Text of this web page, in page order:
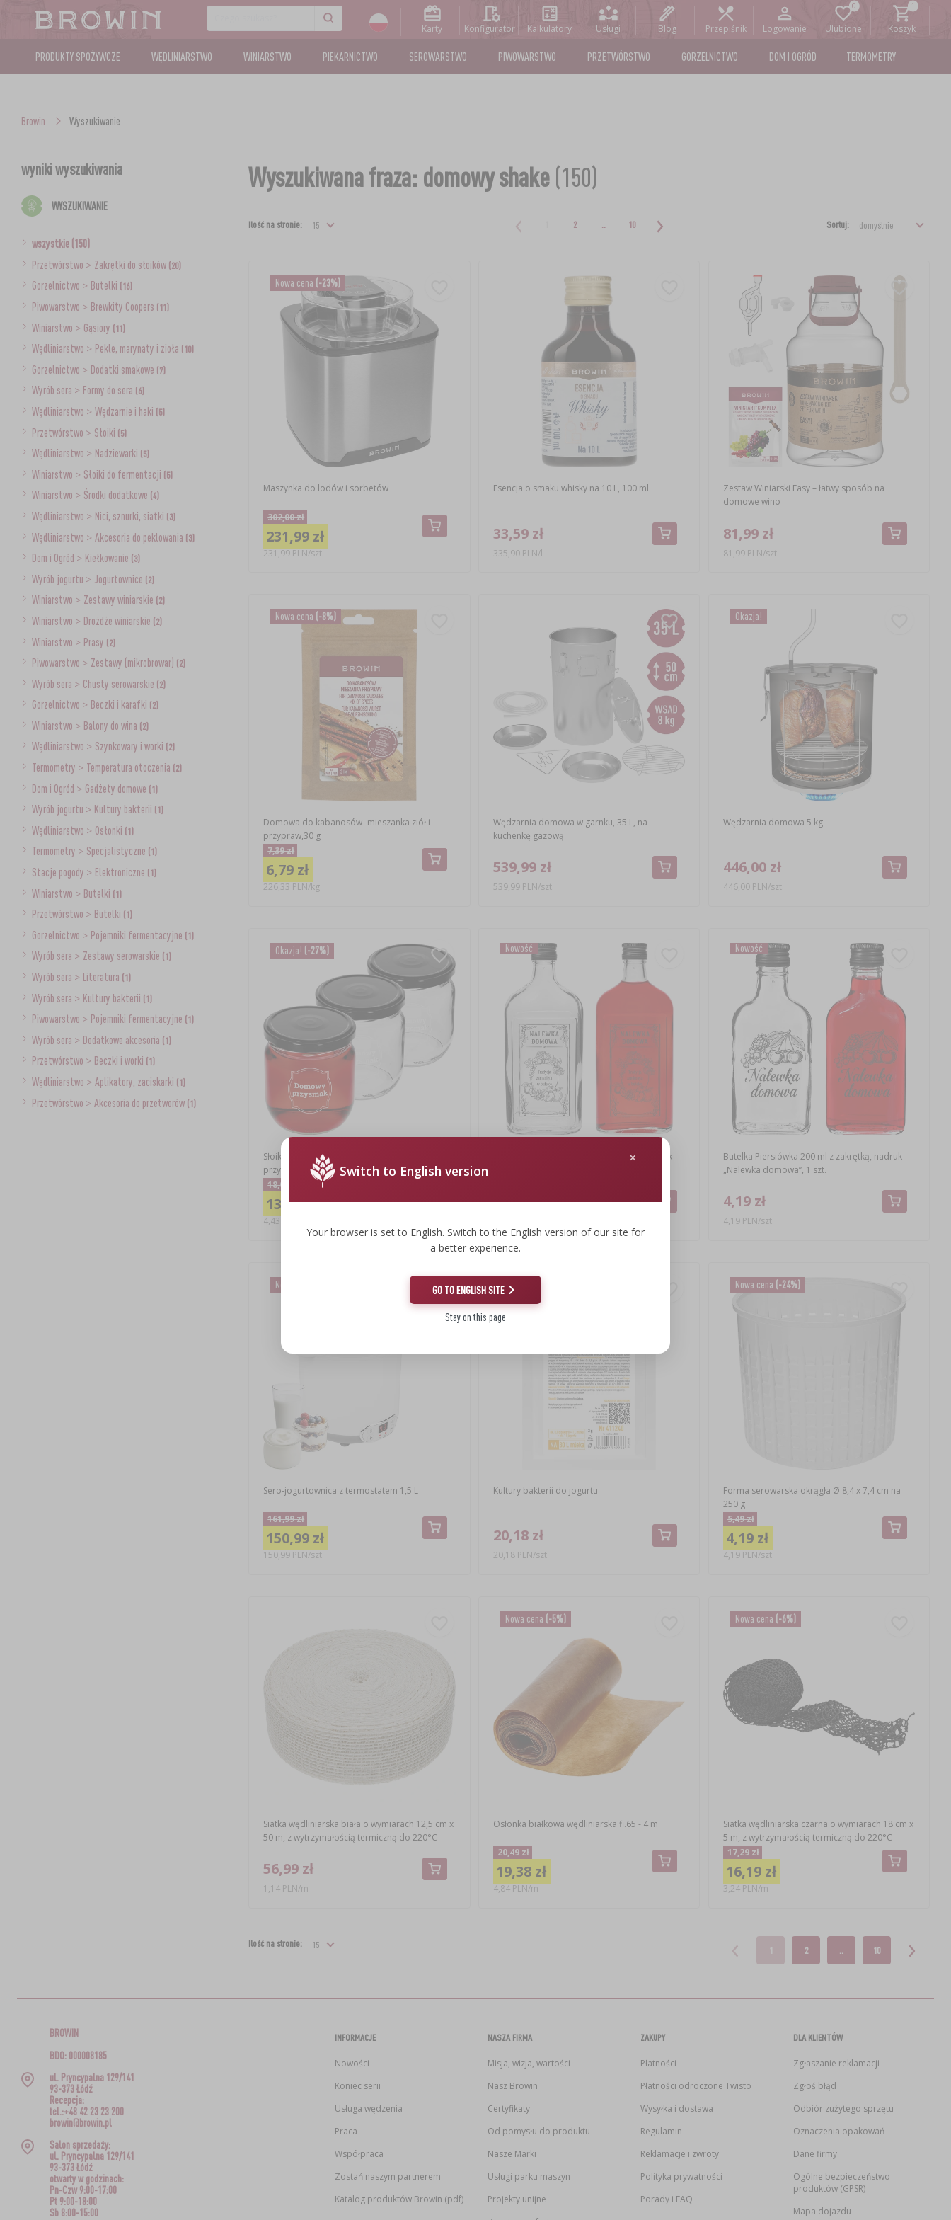
Karty Konfigurator Kalkulatory Usługi Blog Przepiśnik Logowanie Ulubione Koszyk
PRODUKTY SPOŻYWCZE WĘDLINIARSTWO WINIARSTWO PIEKARNICTWO SEROWARSTWO PIWOWARSTWO PRZETWÓRSTWO GORZELNICTWO DOM I OGRÓD TERMOMETRY
Browin Wyszukiwanie
wyniki wyszukiwania
WYSZUKIWANIE
wszystkie (150)
Przetwórstwo > Zakrętki do słoików (20)
Gorzelnictwo > Butelki (16)
Piwowarstwo > Brewkity Coopers (11)
Winiarstwo > Gąsiory (11)
Wędliniarstwo > Pekle, marynaty i zioła (10)
Gorzelnictwo > Dodatki smakowe (7)
Wyrób sera > Formy do sera (6)
Wędliniarstwo > Wędzarnie i haki (5)
Przetwórstwo > Słoiki (5)
Wędliniarstwo > Nadziewarki (5)
Winiarstwo > Słoiki do fermentacji (5)
Winiarstwo > Środki dodatkowe (4)
Wędliniarstwo > Nici, sznurki, siatki (3)
Wędliniarstwo > Akcesoria do peklowania (3)
Dom i Ogród > Kiełkowanie (3)
Wyrób jogurtu > Jogurtownice (2)
Winiarstwo > Zestawy winiarskie (2)
Winiarstwo > Drożdże winiarskie (2)
Winiarstwo > Prasy (2)
Piwowarstwo > Zestawy (mikrobrowar) (2)
Wyrób sera > Chusty serowarskie (2)
Gorzelnictwo > Beczki i karafki (2)
Winiarstwo > Balony do wina (2)
Wędliniarstwo > Szynkowary i worki (2)
Termometry > Temperatura otoczenia (2)
Dom i Ogród > Gadżety domowe (1)
Wyrób jogurtu > Kultury bakterii (1)
Wędliniarstwo > Osłonki (1)
Termometry > Specjalistyczne (1)
Stacje pogody > Elektroniczne (1)
Winiarstwo > Butelki (1)
Przetwórstwo > Butelki (1)
Gorzelnictwo > Pojemniki fermentacyjne (1)
Wyrób sera > Zestawy serowarskie (1)
Wyrób sera > Literatura (1)
Wyrób sera > Kultury bakterii (1)
Piwowarstwo > Pojemniki fermentacyjne (1)
Wyrób sera > Dodatkowe akcesoria (1)
Przetwórstwo > Beczki i worki (1)
Wędliniarstwo > Aplikatory, zaciskarki (1)
Przetwórstwo > Akcesoria do przetworów (1)
Wyszukiwana fraza: domowy shake(150)
Ilość na stronie: 2 .. 10 Sortuj:
Nowa cena (-23%)
Maszynka do lodów i sorbetów
302,00 zł
231,99 zł
231,99 PLN/szt.
Esencja o smaku whisky na 10 L, 100 ml
33,59 zł
335,90 PLN/l
Zestaw Winiarski Easy – łatwy sposób na
domowe wino
81,99 zł
81,99 PLN/szt.
Nowa cena (-8%)
Domowa do kabanosów -mieszanka ziół i
przypraw,30 g
7,39 zł
6,79 zł
226,33 PLN/kg
Wędzarnia domowa w garnku, 35 L, na
kuchenkę gazową
539,99 zł
539,99 PLN/szt.
Okazja!
Wędzarnia domowa 5 kg
446,00 zł
446,00 PLN/szt.
Okazja! (-27%)
Słoik TO 425ml z nadrukiem „Domowy
przysmak” i czarną zakrętką fi 82 - 3szt.
18,09 zł
13,28 zł
4,43 PLN/szt.
Nowość
Butelka Piersiówka 500 ml z zakrętką, nadruk
6,69 zł
Nowość
Butelka Piersiówka 200 ml z zakrętką, nadruk
„Nalewka domowa”, 1 szt.
4,19 zł
4,19 PLN/szt.
Nowa cena
Sero-jogurtownica z termostatem 1,5 L
161,99 zł
150,99 zł
150,99 PLN/szt.
Kultury bakterii do jogurtu
20,18 zł
20,18 PLN/szt.
Nowa cena (-24%)
Forma serowarska okrągła Ø 8,4 x 7,4 cm na
250 g
5,49 zł
4,19 zł
4,19 PLN/szt.
Siatka wędliniarska biała o wymiarach 12,5 cm x
50 m, z wytrzymałością termiczną do 220°C
56,99 zł
1,14 PLN/m
Nowa cena (-5%)
Osłonka białkowa wędliniarska fi.65 - 4 m
20,49 zł
19,38 zł
4,84 PLN/m
Nowa cena (-6%)
Siatka wędliniarska czarna o wymiarach 18 cm x
5 m, z wytrzymałością termiczną do 220°C
17,29 zł
16,19 zł
3,24 PLN/m
Ilość na stronie:
1 2 .. 10
Switch to English version
Your browser is set to English. Switch to the English version of our site for
a better experience.
GO TO ENGLISH SITE
Stay on this page
BROWIN
BDO: 000008185
ul. Pryncypalna 129/141
93-373 Łódź
Recepcja:
tel.:+48 42 23 23 200
browin@browin.pl
Salon sprzedaży:
ul. Pryncypalna 129/141
93-373 Łódź
otwarty w godzinach:
Pn-Czw 9:00-17:00
Pt 9:00-18:00
Sb 8:00-15:00
INFORMACJE
Nowości
Koniec serii
Usługa wędzenia
Praca
Współpraca
Zostań naszym partnerem
Katalog produktów Browin (pdf)
NASZA FIRMA
Misja, wizja, wartości
Nasz Browin
Certyfikaty
Od pomysłu do produktu
Nasze Marki
Usługi parku maszyn
Projekty unijne
ZAKUPY
Płatności
Płatności odroczone Twisto
Wysyłka i dostawa
Regulamin
Reklamacje i zwroty
Polityka prywatności
Porady i FAQ
DLA KLIENTÓW
Zgłaszanie reklamacji
Zgłoś błąd
Odbiór zużytego sprzętu
Oznaczenia opakowań
Dane firmy
Ogólne bezpieczeństwo
produktów (GPSR)
Mapa dojazdu